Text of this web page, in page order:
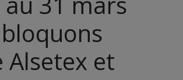
Alsetex et